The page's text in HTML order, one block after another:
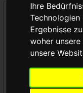
Ihre
Ergebnisse
woher
unsere
Links auf diese
Seite:
Namensraum: